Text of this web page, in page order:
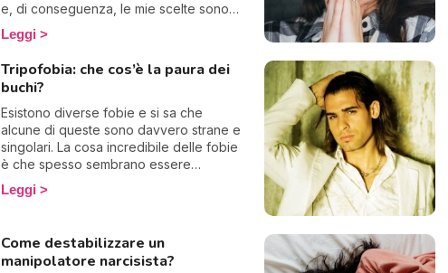
e, di conseguenza, le mie scelte sono
state a lungo dettate dall’approvazione
altrui. Crescendo, ho poi imparato ad
affermarmi e soprattutto a dimenticare
cosa gli altri potessero pensare di me.
Perché cerchiamo sempre
approvazione? Come liberarsi di questo
desiderio che potrebbe diventare
tossico? Visto che ci sono passata, ecco
qualche consiglio.
Leggi
Tripofobia: che cos’è la paura dei
buchi?
Esistono diverse fobie e si sa che
alcune di queste sono davvero strane e
singolari. La cosa incredibile delle fobie
è che spesso sembrano essere
ingiustificate ovvero che, pur non
avendo vissuto particolari traumi, si
dei veri e propri attacchi di panico. Tra
le fobie più singolari troviamo la
Leggi
Come destabilizzare un
manipolatore narcisista?